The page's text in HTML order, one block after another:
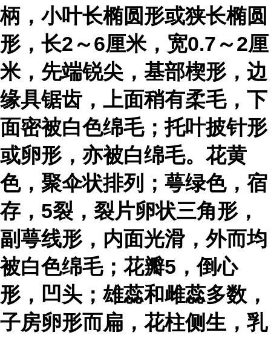
柄，小叶长椭圆形或狭长椭圆
形，长2～6厘米，宽0.7～2厘
米，先端锐尖，基部楔形，边
缘具锯齿，上面稍有柔毛，下
面密被白色绵毛；托叶披针形
或卵形，亦被白绵毛。花黄
色，聚伞状排列；萼绿色，宿
存，5裂，裂片卵状三角形，
副萼线形，内面光滑，外而均
被白色绵毛；花瓣5，倒心
形，凹头；雄蕊和雌蕊多数，
子房卵形而扁，花柱侧生，乳